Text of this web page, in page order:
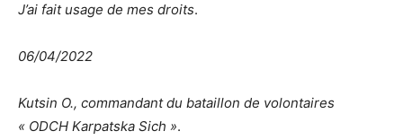
J’ai fait usage de mes droits.
06/04/2022
Kutsin O., commandant du bataillon de volontaires
« ODCH Karpatska Sich ».